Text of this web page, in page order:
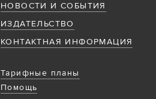
НОВОСТИ И СОБЫТИЯ
ИЗДАТЕЛЬСТВО
КОНТАКТНАЯ ИНФОРМАЦИЯ
Тарифные планы
Помощь